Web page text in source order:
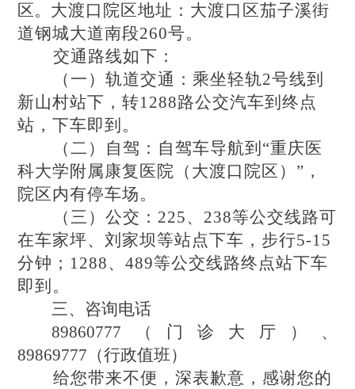
区。 大渡口院区地址：大渡口区茄子溪街
道钢城大道南段260号。
交通路线如下：
（一）轨道交通：乘坐轻轨2号线到
新山村站下，转1288路公交汽车到终点
站，下车即到。
（二）自驾：自驾车导航到 “重庆医
科大学附属康复医院（大渡口院区）”，
院区内有停车场。
（三）公交： 225、238等公交线路可
在车家坪、刘家坝等站点下车，步行5-15
分钟；1288、489等公交线路终点站下车
即到。
三、咨询电话
89860777（门诊大厅）、
89869777（行政值班）
给您带来不便，深表歉意，感谢您的